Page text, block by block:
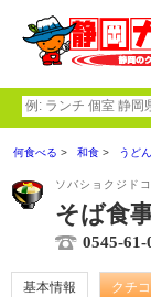
何食べる 和食 うど
ソバショクジド
そば食
0545-61-
基本情報 クチ